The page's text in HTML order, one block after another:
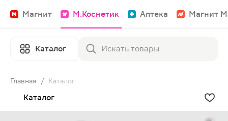
Магнит М.Косметик Аптека Магнит
Каталог
Главная / Каталог
Каталог